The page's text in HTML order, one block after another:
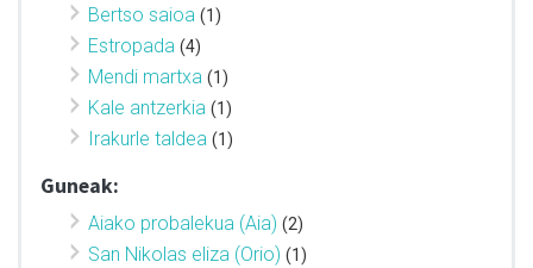
Bertso saioa (1)
Estropada (4)
Mendi martxa (1)
Kale antzerkia (1)
Irakurle taldea (1)
Guneak:
Aiako probalekua (Aia) (2)
San Nikolas eliza (Orio) (1)